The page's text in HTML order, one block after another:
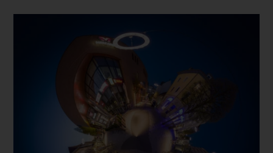
Dieses Produkt weist mehrere Varianten auf. Die Optionen können auf der Produktseite gewählt werden